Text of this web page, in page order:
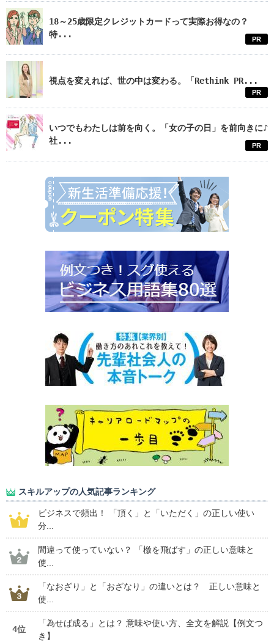
18～25歳限定クレジットカードって実際お得なの？
特...
PR
視点を変えれば、世の中は変わる。「Rethink PR...
PR
いつでもわたしは前を向く。「女の子の日」を前向きに♪
社...
PR
スキルアップの人気記事ランキング
ビジネスで頻出！ 「頂く」と「いただく」の正しい使い
分...
間違って使っていない？ 「檄を飛ばす」の正しい意味と
使...
「なおざり」と「おざなり」の違いとは？ 正しい意味と
使...
4位
「為せば成る」とは？ 意味や使い方、全文を解説【例文つ
き】